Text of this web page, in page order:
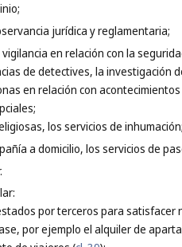
jurídica y reglamentaria;
en relación con la
de detectives, la
en relación con
los servicios de inhumación;
a domicilio, los servicios de
por terceros para
por ejemplo el alquiler de